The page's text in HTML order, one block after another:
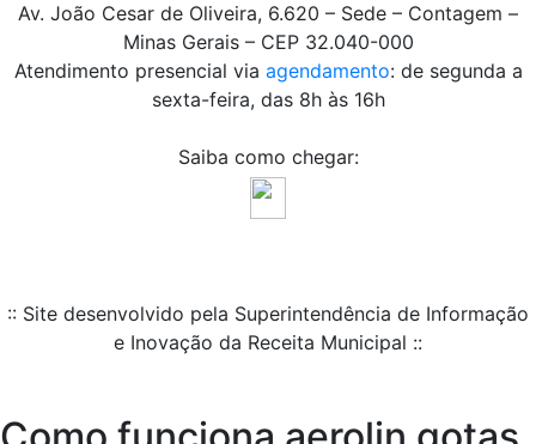
Av. João Cesar de Oliveira, 6.620 – Sede – Contagem –
Minas Gerais – CEP 32.040-000
Atendimento presencial via agendamento: de segunda a
sexta-feira, das 8h às 16h
Saiba como chegar:
:: Site desenvolvido pela Superintendência de Informação
e Inovação da Receita Municipal ::